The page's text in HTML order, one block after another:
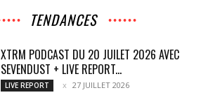
TENDANCES
XTRM PODCAST DU 20 JUILET 2026 AVEC
SEVENDUST + LIVE REPORT...
LIVE REPORT 27 JUILLET 2026